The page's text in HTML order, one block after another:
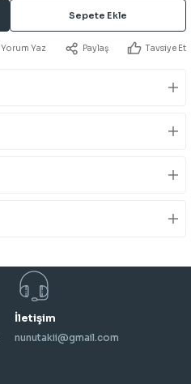
Sepete Ekle
Yorum Yaz Paylaş Tavsiye Et
İletişim
nunutakii@gmail.com